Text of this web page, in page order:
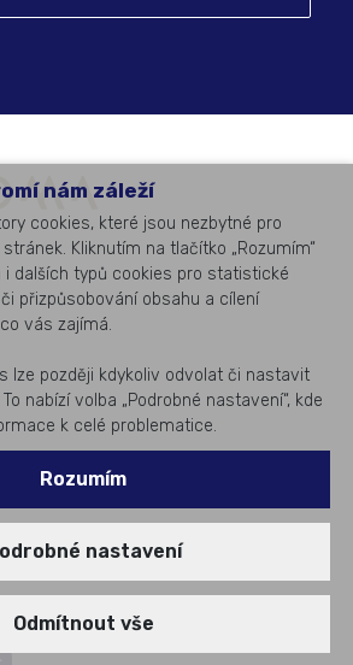
nám záleží
cookies, které jsou nezbytné pro
Kliknutím na tlačítko „Rozumím“
dalších typů cookies pro statistické
přizpůsobování obsahu a cílení
vás zajímá.
lze později kdykoliv odvolat či nastavit
nabízí volba „Podrobné nastavení“, kde
k celé problematice.
Rozumím
nastavení
Odmítnout vše